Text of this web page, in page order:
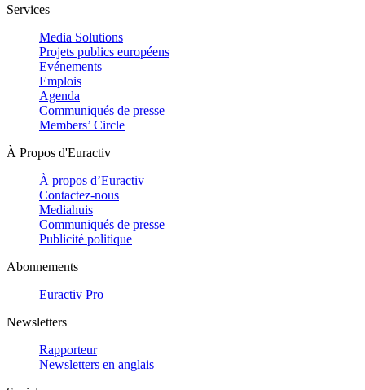
Services
Media Solutions
Projets publics européens
Evénements
Emplois
Agenda
Communiqués de presse
Members’ Circle
À Propos d'Euractiv
À propos d’Euractiv
Contactez-nous
Mediahuis
Communiqués de presse
Publicité politique
Abonnements
Euractiv Pro
Newsletters
Rapporteur
Newsletters en anglais